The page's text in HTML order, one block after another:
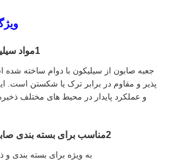
1مواد سیلیکونی با کیفیت بالا
جعبه صابون از سیلیکون با دوام ساخته
پذیر و مقاوم در برابر ترک یا شکستن است.
و عملکرد پایدار در محیط های مختلف
2مناسب برای بسته بندی صابون روغن ضروری
به ویژه برای بسته بندی